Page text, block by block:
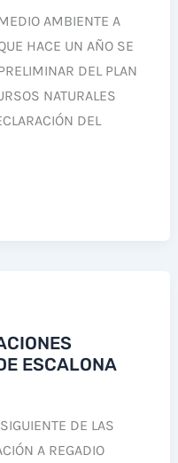
AMBIENTE A
HACE UN AÑO SE
DEL PLAN
NATURALES
DEL
ESCALONA
DE LAS
A REGADIO